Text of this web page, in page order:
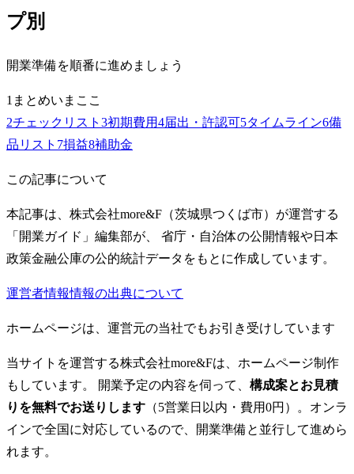
プ別
開業準備を順番に進めましょう
1 まとめいまここ
2チェックリスト 3初期費用4届出・許認可5タイムライン6備
品リスト 7損益8補助金
この記事について
本記事は、株式会社more&F（茨城県つくば市）が運営する
「開業ガイド」編集部が、 省庁・自治体の公開情報や日本
政策金融公庫の公的統計データをもとに作成しています。
運営者情報情報の出典について
ホームページは、運営元の当社でもお引き受けしています
当サイトを運営する株式会社more&Fは、ホームページ制作
もしています。 開業予定の内容を伺って、 構成案とお見積
りを無料でお送りします （5営業日以内・費用0円）。オンラ
インで全国に対応しているので、開業準備と並行して進めら
れます。